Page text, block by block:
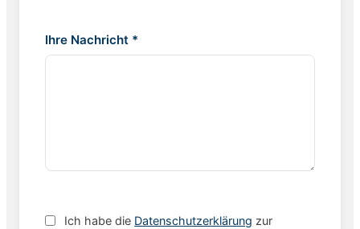
Ihre Nachricht *
Ich habe die Datenschutzerklärung zur